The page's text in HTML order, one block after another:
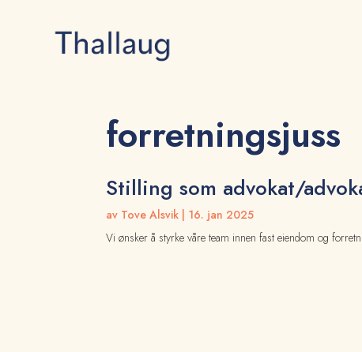
forretningsjuss
Stilling som advokat/
av Tove Alsvik | 16. jan 2025
Vi ønsker å styrke våre team innen fast eiendom og